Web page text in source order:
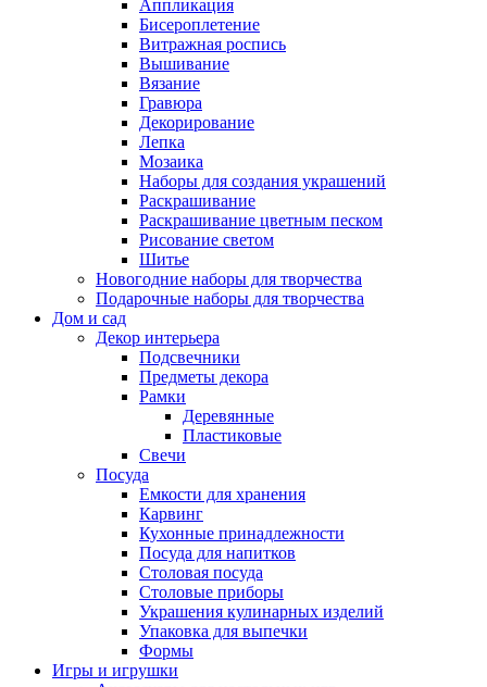
Аппликация
Бисероплетение
Витражная роспись
Вышивание
Вязание
Гравюра
Декорирование
Лепка
Мозаика
Наборы для создания украшений
Раскрашивание
Раскрашивание цветным песком
Рисование светом
Шитье
Новогодние наборы для творчества
Подарочные наборы для творчества
Дом и сад
Декор интерьера
Подсвечники
Предметы декора
Рамки
Деревянные
Пластиковые
Свечи
Посуда
Емкости для хранения
Карвинг
Кухонные принадлежности
Посуда для напитков
Столовая посуда
Столовые приборы
Украшения кулинарных изделий
Упаковка для выпечки
Формы
Игры и игрушки